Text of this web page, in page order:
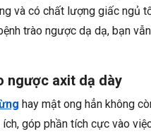
và có chất lượng giấc ngủ
trào ngược dạ dạ, bạn
ngược axit dạ dày
hay mật ong hẳn không
góp phần tích cực vào